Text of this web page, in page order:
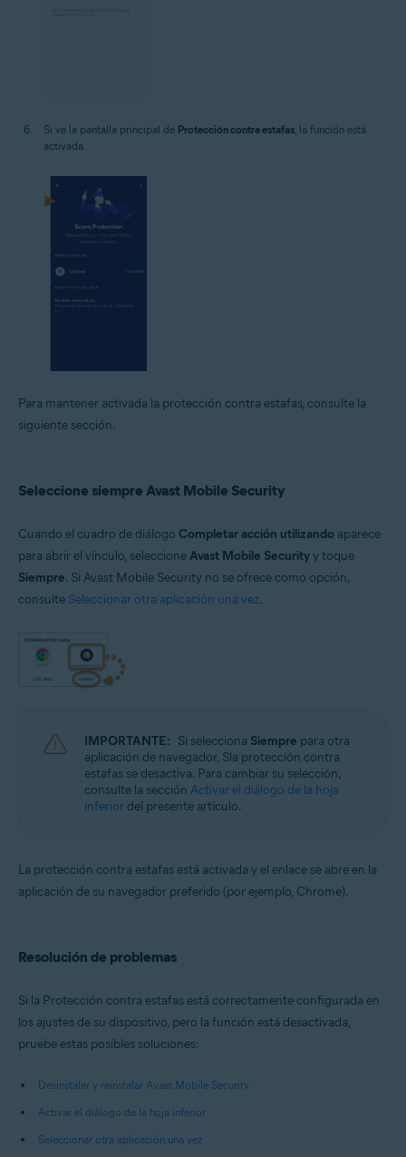
Si ve la pantalla principal de Protección contra estafas , la función está
activada.
Para mantener activada la protección contra estafas, consulte la
siguiente sección.
Seleccione siempre Avast Mobile Security
Cuando el cuadro de diálogo Completar acción utilizando aparece
para abrir el vínculo, seleccioneAvast Mobile Securityy toque
Siempre. Si Avast Mobile Security no se ofrece como opción,
consulte Seleccionar otra aplicación una vez.
IMPORTANTE: Si selecciona Siempre para otra
aplicación de navegador, Sla protección contra
estafas se desactiva. Para cambiar su selección,
consulte la sección Activar el diálogo de la hoja
inferior del presente artículo.
La protección contra estafas está activada y el enlace se abre en la
aplicación de su navegador preferido (por ejemplo, Chrome).
Resolución de problemas
Si la Protección contra estafas está correctamente configurada en
los ajustes de su dispositivo, pero la función está desactivada,
pruebe estas posibles soluciones:
Desinstalar y reinstalar Avast Mobile Security
Activar el diálogo de la hoja inferior
Seleccionar otra aplicación una vez